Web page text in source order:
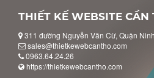
THIẾT KẾ WEBSITE CẦN
311 đường Nguyễn Văn Cừ, Quận
sales@thietkewebcantho.com
0963.64.24.26
https://thietkewebcantho.com